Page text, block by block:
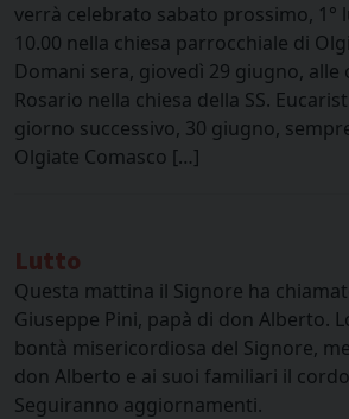
verrà celebrato sabato prossimo, 1°
10.00 nella chiesa parrocchiale di
Domani sera, giovedì 29 giugno, alle
Rosario nella chiesa della SS.
giorno successivo, 30 giugno,
Olgiate Comasco […]
Lutto
Questa mattina il Signore ha
Giuseppe Pini, papà di don Alberto.
bontà misericordiosa del Signore,
don Alberto e ai suoi familiari il
Seguiranno aggiornamenti.